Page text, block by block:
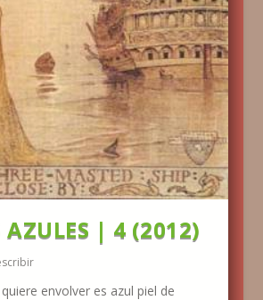
AZULES | 4 (2012)
envolver es azul piel de